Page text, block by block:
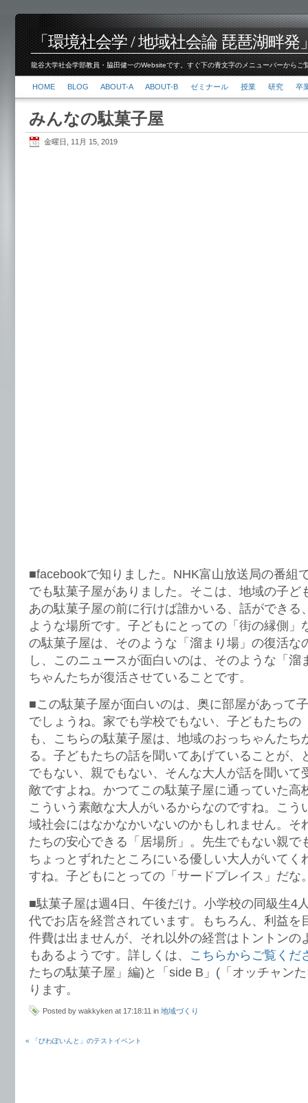
「環境社会学 / 地域社会論 琵琶湖畔発
龍谷大学社会学部教員・脇田健一のWebsiteです。すぐ下の青文字のメニューバーから
HOME BLOG ABOUT-A ABOUT-B ゼミナール 授業 研究 卒
みんなの駄菓子屋
金曜日, 11月 15, 2019
■facebookで知りました。NHK富山放送局の番組
でも駄菓子屋がありました。そこは、地域の子ど
あの駄菓子屋の前に行けば誰かいる、話ができ
ような場所です。子どもにとっての「街の縁側」
の駄菓子屋は、そのような「溜まり場」の復活な
し、このニュースが面白いのは、そのような「溜
ちゃんたちが復活させていることです。
■この駄菓子屋が面白いのは、奥に部屋があって
でしょうね。家でも学校でもない、子どもたちの
も、こちらの駄菓子屋は、地域のおっちゃんたち
る。子どもたちの話を聞いてあげていることが、
でもない、親でもない、そんな大人が話を聞いて
敵ですよね。かつてこの駄菓子屋に通っていた高
こういう素敵な大人がいるからなのですね。こう
域社会にはなかなかいないのかもしれません。そ
たちの安心できる「居場所」。先生でもない親で
ちょっとずれたところにいる優しい大人がいてく
すね。子どもにとっての「サードプレイス」だな
■駄菓子屋は週4日、午後だけ。小学校の同級生4
代でお店を経営されています。もちろん、利益を
件費は出ませんが、それ以外の経営はトントンの
もあるようです。詳しくは、 こちらからご覧くだ
たちの駄菓子屋」編)と「side B」(「オッチャン
ります。
Posted by wakkyken at 17:18:11 in 地域づくり
« 「びわぽいんと」のテストイベント